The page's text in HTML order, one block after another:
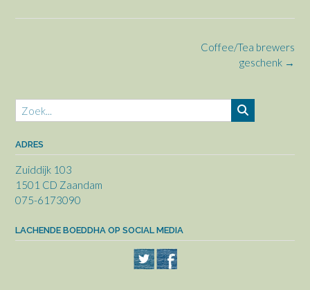
Coffee/Tea brewers
geschenk →
ADRES
Zuiddijk 103
1501 CD Zaandam
075-6173090
LACHENDE BOEDDHA OP SOCIAL MEDIA